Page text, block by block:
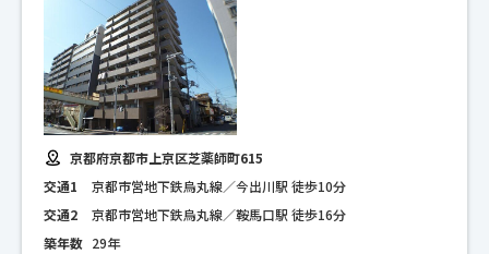
京都府京都市上京区芝薬師町615
交通1
京都市営地下鉄烏丸線／今出川駅 徒歩10分
交通2
京都市営地下鉄烏丸線／鞍馬口駅 徒歩16分
築年数 29年